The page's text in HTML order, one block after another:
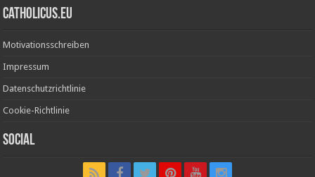
Catholicus.eu
Motivationsschreiben
Impressum
Datenschutzrichtlinie
Cookie-Richtlinie
Social